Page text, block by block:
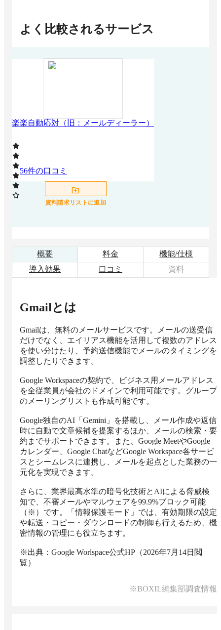
よく比較されるサービス
楽楽自動応対（旧：メールディーラー）
56件の口コミ
資料請求リストに追加
概要 料金
機能/仕様
導入効果
口コミ 資料
Gmail とは
Gmailは、無料のメールサービスです。メールの送受信
だけでなく、エイリアス機能を活用して複数のアドレス
を使い分けたり、予約送信機能でメールのタイミングを
調整したりできます。
Google Workspaceの契約で、ビジネス用メールアドレス
を全従業員が会社のドメインで利用可能です。グループ
のメーリングリストも作成可能です。
Google独自のAI「Gemini」を搭載し、メール作成や返信
時に自動で文章候補を提案するほか、メールの検索・要
約までサポートできます。また、Google MeetやGoogle
カレンダー、Google ChatなどGoogle Workspace各サービ
スとシームレスに連携し、メールを起点とした業務の一
元化を実現できます。
さらに、業界最高水準の暗号化技術とAIによる脅威検
知で、不審メールやマルウェアを99.9%ブロック可能
（※）です。「情報保護モード」では、有効期限の設定
や転送・コピー・ダウンロードの制御も行えるため、機
密情報の管理にも役立ちます。
※出典：Google Worlspace公式HP（2026年7月14日閲
覧）
※BOXIL編集部調査情報